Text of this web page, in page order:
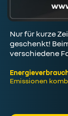
Nur für kurze
geschenkt!
verschiedene
Emissionen